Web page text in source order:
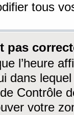
tous
pas
l’heure
dans
Contrôle
votre